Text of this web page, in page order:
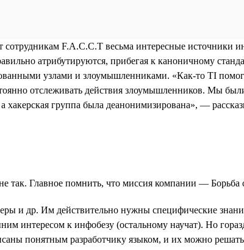
сотрудникам F.A.C.C.T весьма интересные источники
атрибутируются, прибегая к каноничному
узлами и злоумышленниками. «Как-то TI
отслеживать действия злоумышленников. Мы
хакерская группа была деанонимизирована», —
так. Главное помнить, что миссия компании — Борьба
и др. Им действительно нужны специфические
интересом к инфобезу (остальному научат). Но
понятным разработчику языком, и их можно